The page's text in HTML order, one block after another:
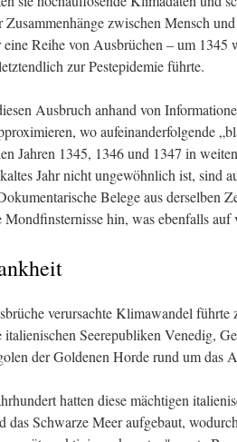
zwischen Mensch
Reihe von Ausbrüchen – um 1345
zur Pestepidemie führte.
Ausbruch anhand von
wo aufeinanderfolgende
Jahren 1345, 1346 und 1347 in
Jahr nicht ungewöhnlich ist, sind
Belege aus derselben
hin, was ebenfalls
verursachte Klimawandel führte
Seerepubliken Venedig,
der Goldenen Horde rund um das
hatten diese mächtigen
das Schwarze Meer aufgebaut,